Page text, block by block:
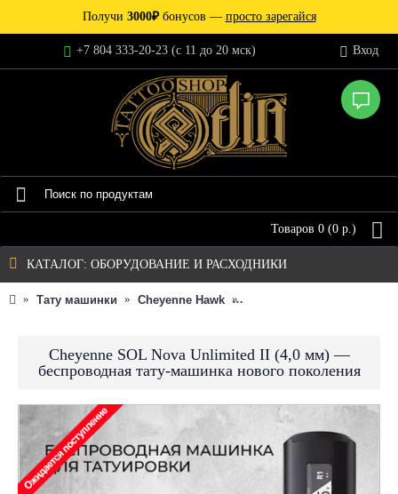
Получи 3000₽бонусов — просто зарегайся
+7 804 333-20-23 (c 11 до 20 мск) Вход
Товаров 0 (0 р.)
КАТАЛОГ: ОБОРУДОВАНИЕ И РАСХОДНИКИ
Тату машинки Cheyenne Hawk
Cheyenne SOL Nova Unlimited II (4,0 мм) —
беспроводная тату-машинка нового поколения